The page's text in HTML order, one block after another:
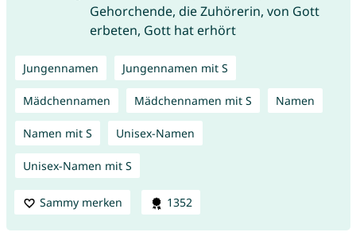
Gehorchende, die Zuhörerin, von Gott
erbeten, Gott hat erhört
Jungennamen Jungennamen mit S
Mädchennamen Mädchennamen mit S Namen
Namen mit S Unisex-Namen
Unisex-Namen mit S
Sammy merken 1352